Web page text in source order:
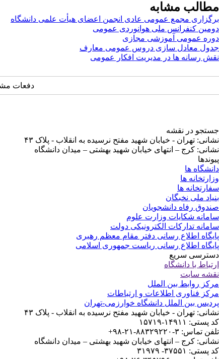
مطالب مشابه
برگزاری مجمع عمومی عادی انجمن اعضای هیأت علمی دانشگاه
دومین کنفرانس ملی هوانوردی عمومی
دوره عمومی آموزشی مجازی
جدول معادل سازی دروس عمومی معارف
نقش رسانه ها در مدیریت افکار عمومی
دفعات مشاهده:
جستجو در نقشه
نشانی: تهران - خیابان شهید مفتح نرسیده به انقلاب - پلاک ۴۳
نشانی: کرج – انتهای خیابان شهید بهشتی – میدان دانشگاه
پیوندها
دانشگاه ها
وزارتخانه ها
سفارتخانه ها
بنیاد ملی نخبگان
صندوق رفاه دانشجویان
سامانه شکایات وزارت علوم
سامانه تدارکات الکترونیکی دولت
پایگاه اطلاع رسانی دفتر مقام معظم رهبری
پایگاه اطلاع رسانی ریاست جمهوری اسلامی
دسترسی سریع
ارتباط با دانشگاه
نقشه سایت
مرکز روابط بین الملل
مرکز فناوری اطلاعات و ارتباطات
پردیس بین الملل دانشگاه خوارزمی-تهران
نشانی: تهران - خیابان شهید مفتح نرسیده به انقلاب - پلاک ۴۳
کد پستی: ۱۴۹۱۱-۱۵۷۱۹
تلفن تماس: ۳-۸۸۳۲۹۲۲۰-۲۱-۹۸+
نشانی: کرج – انتهای خیابان شهید بهشتی – میدان دانشگاه
کد پستی: ۳۷۵۵۱- ۳۱۹۷۹